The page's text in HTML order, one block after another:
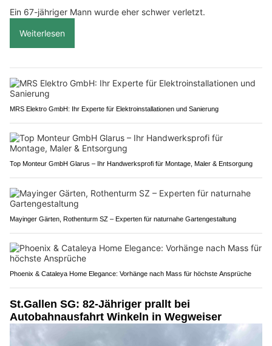
Ein 67-jähriger Mann wurde eher schwer verletzt.
Weiterlesen
MRS Elektro GmbH: Ihr Experte für Elektroinstallationen und Sanierung
Top Monteur GmbH Glarus – Ihr Handwerksprofi für Montage, Maler & Entsorgung
Mayinger Gärten, Rothenturm SZ – Experten für naturnahe Gartengestaltung
Phoenix & Cataleya Home Elegance: Vorhänge nach Mass für höchste Ansprüche
St.Gallen SG: 82-Jähriger prallt bei
Autobahnausfahrt Winkeln in Wegweiser